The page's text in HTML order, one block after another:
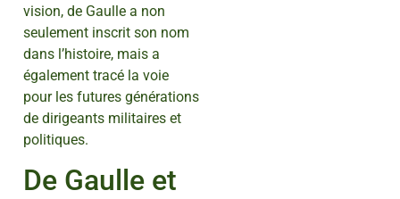
vision, de Gaulle a non
seulement inscrit son nom
dans l’histoire, mais a
également tracé la voie
pour les futures générations
de dirigeants militaires et
politiques.
De Gaulle et